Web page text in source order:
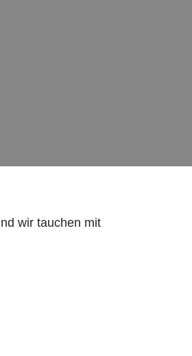
wir tauchen mit